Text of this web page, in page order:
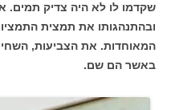
שקדמו לו לא היה צדיק תמים.
ובהתנהגותו את תמצית
המאוחדות. את הצביעות,
באשר הם שם.